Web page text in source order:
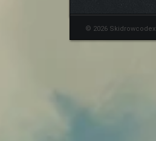
© 2026 Skidrowcodex